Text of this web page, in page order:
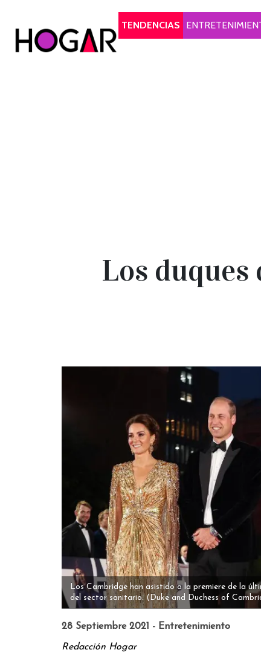
TENDENCIAS
Los duques
Los Cambridge han asistido a la premiere de la
del sector sanitario. (Duke and Duchess of
28 Septiembre 2021 - Entretenimiento
Redacción Hogar